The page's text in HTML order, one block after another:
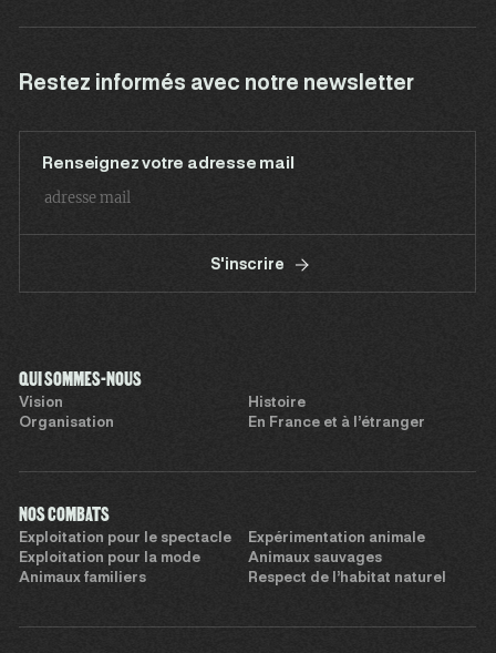
Restez informés avec notre newsletter
Renseignez votre adresse mail
S'inscrire
QUI SOMMES-NOUS
Vision
Histoire
Organisation
En France et à l’étranger
NOS COMBATS
Exploitation pour le spectacle
Expérimentation animale
Exploitation pour la mode
Animaux sauvages
Animaux familiers
Respect de l’habitat naturel